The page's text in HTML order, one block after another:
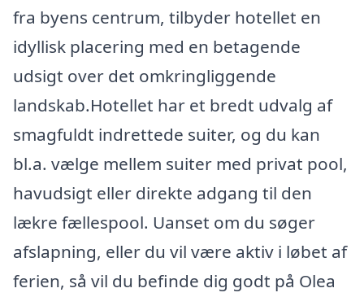
fra byens centrum, tilbyder hotellet en
idyllisk placering med en betagende
udsigt over det omkringliggende
landskab.Hotellet har et bredt udvalg af
smagfuldt indrettede suiter, og du kan
bl.a. vælge mellem suiter med privat pool,
havudsigt eller direkte adgang til den
lækre fællespool. Uanset om du søger
afslapning, eller du vil være aktiv i løbet af
ferien, så vil du befinde dig godt på Olea